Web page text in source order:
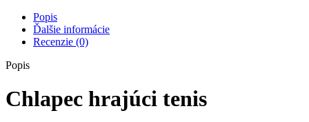
Popis
Ďalšie informácie
Recenzie (0)
Popis
Chlapec hrajúci tenis